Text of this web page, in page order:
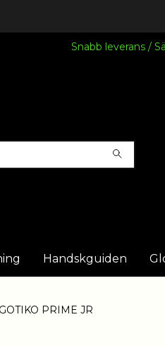
Snabb leverans /
Handskguiden
PRIME JR